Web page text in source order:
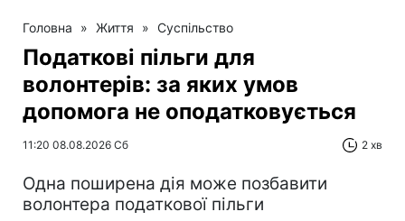
Головна » Життя » Суспільство
Податкові пільги для
волонтерів: за яких умов
допомога не оподатковується
11:20 08.08.2026 Сб 2 хв
Одна поширена дія може позбавити
волонтера податкової пільги